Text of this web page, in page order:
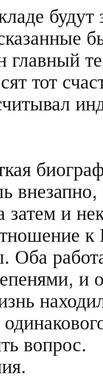
главный
тот
затем и
Оба
и
вопрос.